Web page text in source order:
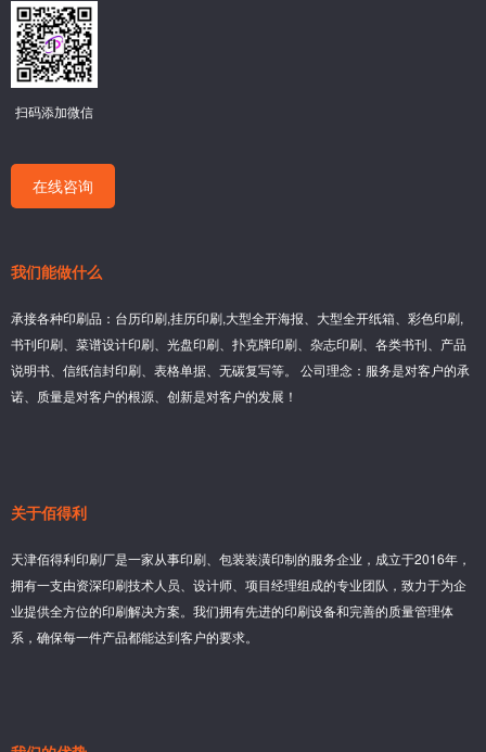
扫码添加微信
在线咨询
我们能做什么
承接各种印刷品：台历印刷,挂历印刷,大型全开海报、大型全开纸箱、彩色印刷,
书刊印刷、菜谱设计印刷、光盘印刷、扑克牌印刷、杂志印刷、各类书刊、产品
说明书、信纸信封印刷、表格单据、无碳复写等。 公司理念：服务是对客户的承
诺、质量是对客户的根源、创新是对客户的发展！
关于佰得利
天津佰得利印刷厂是一家从事印刷、包装装潢印制的服务企业，成立于2016年，
拥有一支由资深印刷技术人员、设计师、项目经理组成的专业团队，致力于为企
业提供全方位的印刷解决方案。我们拥有先进的印刷设备和完善的质量管理体
系，确保每一件产品都能达到客户的要求。